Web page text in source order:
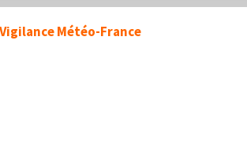
Vigilance Météo-France